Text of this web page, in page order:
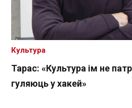
Тарас: «Культура ім не
гуляюць у хакей»
Культура